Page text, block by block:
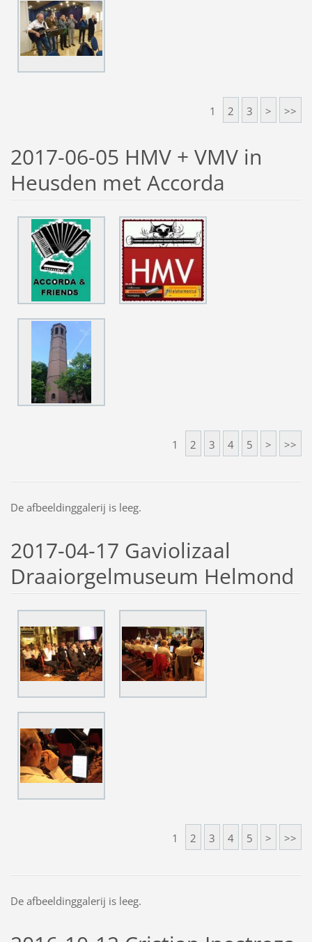
1 2 3 > >>
2017-06-05 HMV + VMV in
Heusden met Accorda
1 2 3 4 5 > >>
De afbeeldinggalerij is leeg.
2017-04-17 Gaviolizaal
Draaiorgelmuseum Helmond
1 2 3 4 5 > >>
De afbeeldinggalerij is leeg.